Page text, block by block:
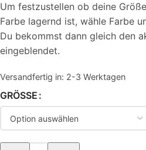
Um festzustellen ob deine
Farbe lagernd ist, wähle Farbe
Du bekommst dann gleich den
eingeblendet.
Versandfertig in: 2-3 Werktagen
GRÖSSE